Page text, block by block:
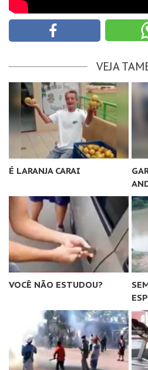
VEJA
É LARANJA CARAI
VOCÊ NÃO ESTUDOU?